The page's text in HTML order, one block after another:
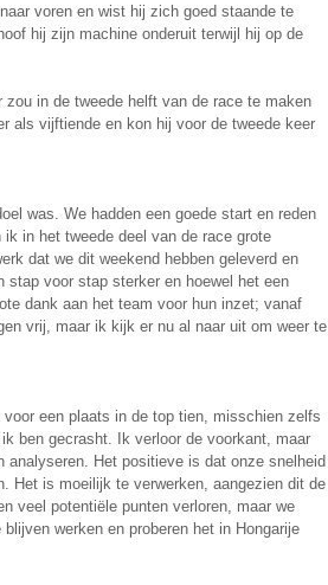
voren en wist hij zich goed staande te
hij zijn machine onderuit terwijl hij op de
in de tweede helft van de race te maken
als vijftiende en kon hij voor de tweede keer
was. We hadden een goede start en reden
in het tweede deel van de race grote
dat we dit weekend hebben geleverd en
stap voor stap sterker en hoewel het een
dank aan het team voor hun inzet; vanaf
vrij, maar ik kijk er nu al naar uit om weer te
een plaats in de top tien, misschien zelfs
ben gecrasht. Ik verloor de voorkant, maar
analyseren. Het positieve is dat onze snelheid
Het is moeilijk te verwerken, aangezien dit de
veel potentiële punten verloren, maar we
werken en proberen het in Hongarije